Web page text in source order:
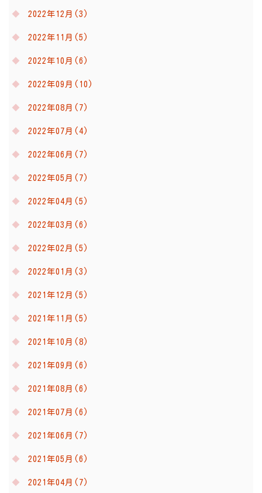
2022年12月(3)
2022年11月(5)
2022年10月(6)
2022年09月(10)
2022年08月(7)
2022年07月(4)
2022年06月(7)
2022年05月(7)
2022年04月(5)
2022年03月(6)
2022年02月(5)
2022年01月(3)
2021年12月(5)
2021年11月(5)
2021年10月(8)
2021年09月(6)
2021年08月(6)
2021年07月(6)
2021年06月(7)
2021年05月(6)
2021年04月(7)